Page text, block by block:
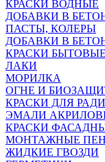
КРАСКИ ВОДНЫЕ
ДОБАВКИ В
ПАСТЫ, КОЛЕРЫ
ДОБАВКИ В
КРАСКИ БЫТОВЫЕ
ЛАКИ
МОРИЛКА
ОГНЕ И
КРАСКИ ДЛЯ
ЭМАЛИ
КРАСКИ
МОНТАЖНЫЕ
ЖИДКИЕ ГВОЗДИ